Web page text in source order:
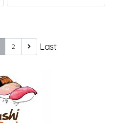
2 Last